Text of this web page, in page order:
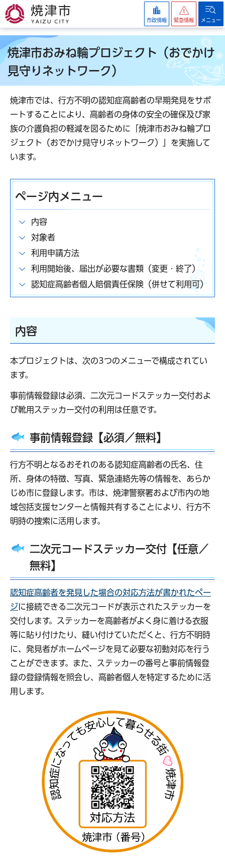
焼津市
市政情報 緊急情報 メニュー
焼津市おみね輪プロジェクト（おでかけ
見守りネットワーク）
焼津市では、行方不明の認知症高齢者の早期発見をサポ
ートすることにより、高齢者の身体の安全の確保及び家
族の介護負担の軽減を図るために「焼津市おみね輪プロ
ジェクト（おでかけ見守りネットワーク）」を実施して
います。
ページ内メニュー
内容
対象者
利用申請方法
利用開始後、届出が必要な書類（変更・終了）
認知症高齢者個人賠償責任保険（併せて利用可）
内容
本プロジェクトは、次の3つのメニューで構成されてい
ます。
事前情報登録は必須、二次元コードステッカー交付およ
び靴用ステッカー交付の利用は任意です。
事前情報登録【必須／無料】
行方不明となるおそれのある認知症高齢者の氏名、住
所、身体の特徴、写真、緊急連絡先等の情報を、あらか
じめ市に登録します。市は、焼津警察署および市内の地
域包括支援センターと情報共有することにより、行方不
明時の捜索に活用します。
二次元コードステッカー交付【任意／
無料】
認知症高齢者を発見した場合の対応方法が書かれたペー
ジに接続できる二次元コードが表示されたステッカーを
交付します。ステッカーを高齢者がよく身に着ける衣服
等に貼り付けたり、縫い付けていただくと、行方不明時
に、発見者がホームページを見て必要な初動対応を行う
ことができます。また、ステッカーの番号と事前情報登
録の登録情報を照会し、高齢者個人を特定するために活
用します。